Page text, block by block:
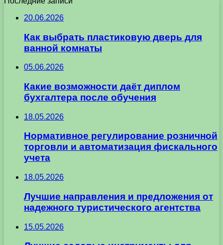
20.06.2026
Как выбрать пластиковую дверь для
ванной комнаты
05.06.2026
Какие возможности даёт диплом
бухгалтера после обучения
18.05.2026
Нормативное регулирование розничной
торговли и автоматизация фискального
учета
18.05.2026
Лучшие направления и предложения от
надежного туристического агентства
15.05.2026